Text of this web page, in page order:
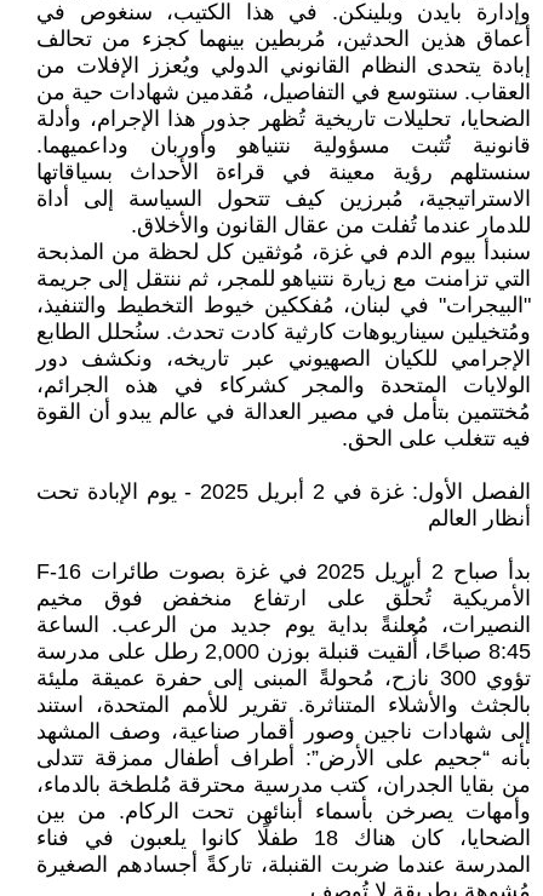
وإدارة بايدن وبلينكن. في هذا الكتيب، سنغوص في
أعماق هذين الحدثين، مُربطين بينهما كجزء من تحالف
إبادة يتحدى النظام القانوني الدولي ويُعزز الإفلات من
العقاب. سنتوسع في التفاصيل، مُقدمين شهادات حية من
الضحايا، تحليلات تاريخية تُظهر جذور هذا الإجرام، وأدلة
قانونية تُثبت مسؤولية نتنياهو وأوربان وداعميهما.
سنستلهم رؤية معينة في قراءة الأحداث بسياقاتها
الاستراتيجية، مُبرزين كيف تتحول السياسة إلى أداة
للدمار عندما تُفلت من عقال القانون والأخلاق.
سنبدأ بيوم الدم في غزة، مُوثقين كل لحظة من المذبحة
التي تزامنت مع زيارة نتنياهو للمجر، ثم ننتقل إلى جريمة
"البيجرات" في لبنان، مُفككين خيوط التخطيط والتنفيذ،
ومُتخيلين سيناريوهات كارثية كادت تحدث. سنُحلل الطابع
الإجرامي للكيان الصهيوني عبر تاريخه، ونكشف دور
الولايات المتحدة والمجر كشركاء في هذه الجرائم،
مُختتمين بتأمل في مصير العدالة في عالم يبدو أن القوة
فيه تتغلب على الحق.
الفصل الأول: غزة في 2 أبريل 2025 - يوم الإبادة تحت
أنظار العالم
بدأ صباح 2 أبريل 2025 في غزة بصوت طائرات F-16
الأمريكية تُحلّق على ارتفاع منخفض فوق مخيم
النصيرات، مُعلنةً بداية يوم جديد من الرعب. الساعة
8:45 صباحًا، أُلقيت قنبلة بوزن 2,000 رطل على مدرسة
تؤوي 300 نازح، مُحولةً المبنى إلى حفرة عميقة مليئة
بالجثث والأشلاء المتناثرة. تقرير للأمم المتحدة، استند
إلى شهادات ناجين وصور أقمار صناعية، وصف المشهد
بأنه “جحيم على الأرض”: أطراف أطفال ممزقة تتدلى
من بقايا الجدران، كتب مدرسية محترقة مُلطخة بالدماء،
وأمهات يصرخن بأسماء أبنائهن تحت الركام. من بين
الضحايا، كان هناك 18 طفلًا كانوا يلعبون في فناء
المدرسة عندما ضربت القنبلة، تاركةً أجسادهم الصغيرة